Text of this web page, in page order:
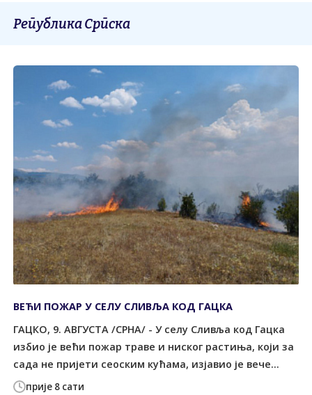
Република Српска
прије 8 сати
ВЕЋИ ПОЖАР У СЕЛУ СЛИВЉА КОД ГАЦКА
ГАЦКО, 9. АВГУСТА /СРНА/ - У селу Сливља код Гацка
избио је већи пожар траве и ниског растиња, који за
сада не пријети сеоским кућама, изјавио је вече...